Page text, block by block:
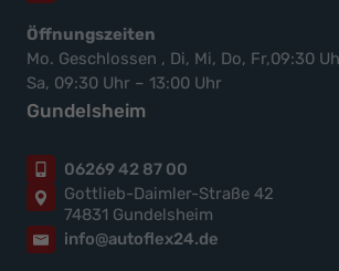
Öffnungszeiten
Mo. Geschlossen , Di, Mi, Do, Fr,09:30
Sa, 09:30 Uhr – 13:00 Uhr
Gundelsheim
06269 42 87 00
Gottlieb-Daimler-Straße 42
74831 Gundelsheim
info@autoflex24.de